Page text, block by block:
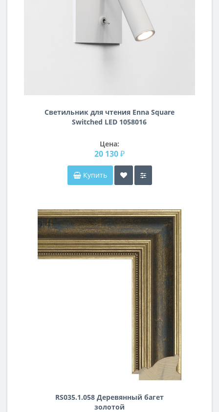
Светильник для чтения Enna Square
Switched LED 1058016
Цена:
20 130 ₽
Купить
RS035.1.058 Деревянный багет
золотой